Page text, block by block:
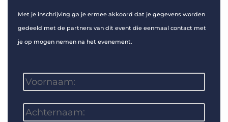
Met je inschrijving ga je ermee akkoord dat je gegevens worden
gedeeld met de partners van dit event die eenmaal contact met
je op mogen nemen na het evenement.